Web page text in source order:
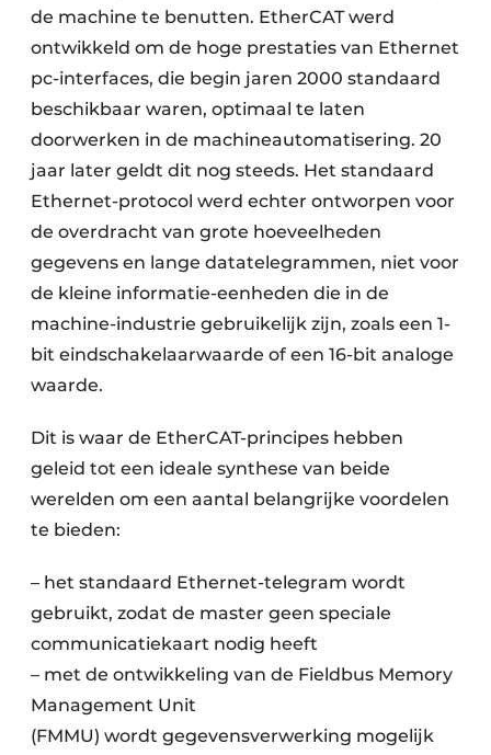
de machine te benutten. EtherCAT werd
ontwikkeld om de hoge prestaties van Ethernet
pc-interfaces, die begin jaren 2000 standaard
beschikbaar waren, optimaal te laten
doorwerken in de machineautomatisering. 20
jaar later geldt dit nog steeds. Het standaard
Ethernet-protocol werd echter ontworpen voor
de overdracht van grote hoeveelheden
gegevens en lange datatelegrammen, niet voor
de kleine informatie-eenheden die in de
machine-industrie gebruikelijk zijn, zoals een 1-
bit eindschakelaarwaarde of een 16-bit analoge
waarde.
Dit is waar de EtherCAT-principes hebben
geleid tot een ideale synthese van beide
werelden om een aantal belangrijke voordelen
te bieden:
– het standaard Ethernet-telegram wordt
gebruikt, zodat de master geen speciale
communicatiekaart nodig heeft
– met de ontwikkeling van de Fieldbus Memory
Management Unit
(FMMU) wordt gegevensverwerking mogelijk